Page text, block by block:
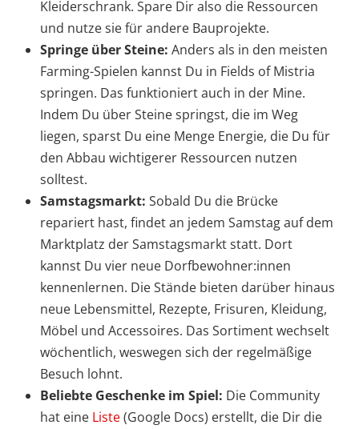
Kleiderschrank. Spare Dir also die Ressourcen
und nutze sie für andere Bauprojekte.
Springe über Steine: Anders als in den meisten
Farming-Spielen kannst Du in Fields of Mistria
springen. Das funktioniert auch in der Mine.
Indem Du über Steine springst, die im Weg
liegen, sparst Du eine Menge Energie, die Du für
den Abbau wichtigerer Ressourcen nutzen
solltest.
Samstagsmarkt: Sobald Du die Brücke
repariert hast, findet an jedem Samstag auf dem
Marktplatz der Samstagsmarkt statt. Dort
kannst Du vier neue Dorfbewohner:innen
kennenlernen. Die Stände bieten darüber hinaus
neue Lebensmittel, Rezepte, Frisuren, Kleidung,
Möbel und Accessoires. Das Sortiment wechselt
wöchentlich, weswegen sich der regelmäßige
Besuch lohnt.
Beliebte Geschenke im Spiel: Die Community
hat eine Liste(Google Docs) erstellt, die Dir die